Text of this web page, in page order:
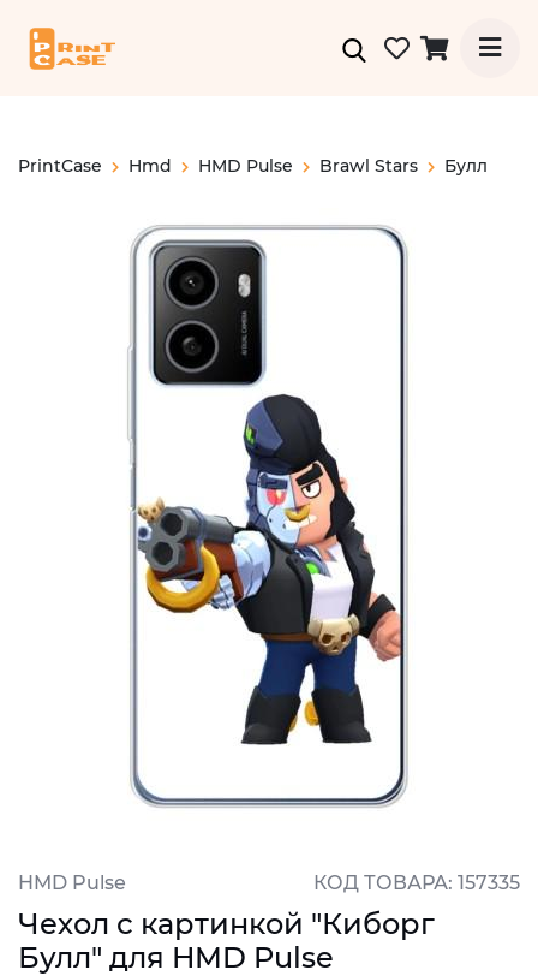
PrintCase Hmd HMD Pulse Brawl Stars Булл
HMD Pulse КОД ТОВАРА: 157335
Чехол с картинкой "Киборг
Булл" для HMD Pulse